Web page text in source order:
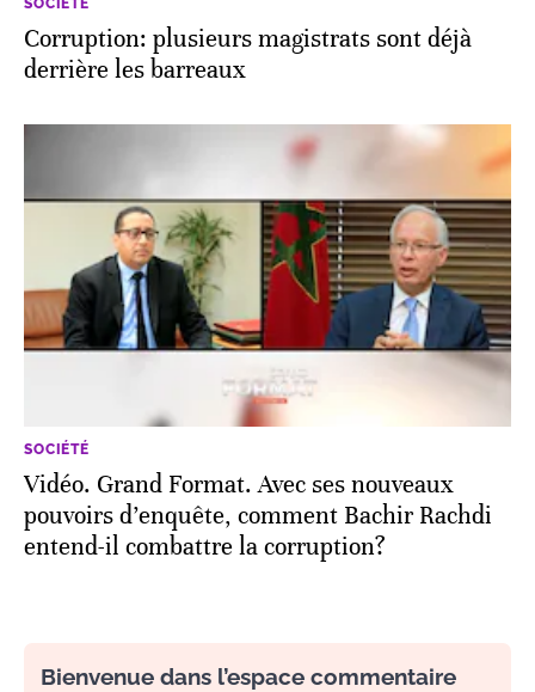
SOCIÉTÉ
Corruption: plusieurs magistrats sont déjà
derrière les barreaux
SOCIÉTÉ
Vidéo. Grand Format. Avec ses nouveaux
pouvoirs d’enquête, comment Bachir Rachdi
entend-il combattre la corruption?
Bienvenue dans l’espace commentaire